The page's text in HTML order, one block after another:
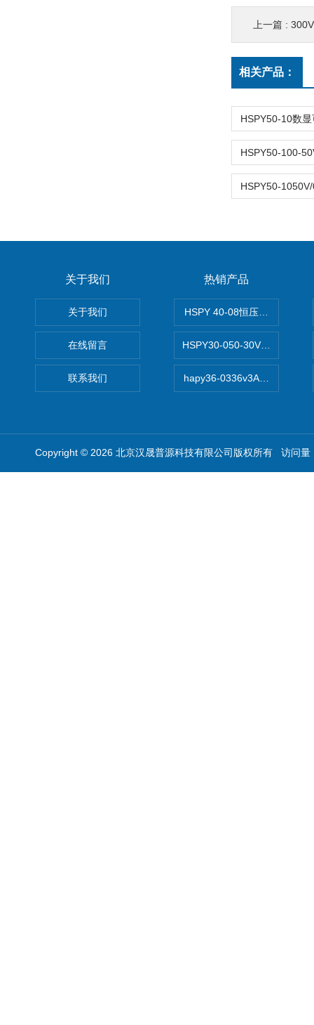
上一篇 :
相关产品：
关于我们
关于我们
在线留言
联系我们
热销产品
HSPY 40-08恒压恒流恒功率
HSPY30-050-30V/-05A可调
hapy36-0336v3A高精度小型
Copyright © 2026 北京汉晟普源科技有限公司版权所有 访问量